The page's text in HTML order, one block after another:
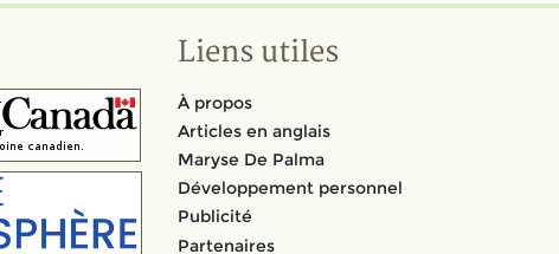
Liens utiles
À propos
Articles en anglais
Maryse De Palma
Développement personnel
Publicité
Partenaires